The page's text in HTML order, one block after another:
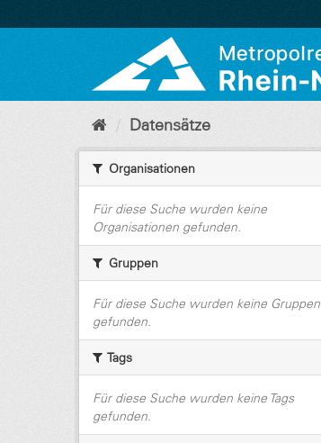
zum
Datensätze
Organisationen
Für diese Suche wurden keine
Organisationen gefunden.
Gruppen
Für diese Suche wurden keine Gruppen
gefunden.
Tags
Für diese Suche wurden keine Tags
gefunden.